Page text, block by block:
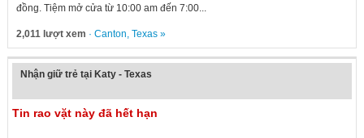
đồng. Tiệm mở cửa từ 10:00 am đến 7:00...
2,011 lượt xem · Canton, Texas»
Nhận giữ trẻ tại Katy - Texas
Tin rao vặt này đã hết hạn